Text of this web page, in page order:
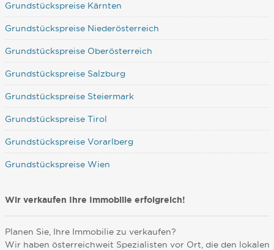
Grundstückspreise Kärnten
Grundstückspreise Niederösterreich
Grundstückspreise Oberösterreich
Grundstückspreise Salzburg
Grundstückspreise Steiermark
Grundstückspreise Tirol
Grundstückspreise Vorarlberg
Grundstückspreise Wien
Wir verkaufen Ihre Immobilie erfolgreich!
Planen Sie, Ihre Immobilie zu verkaufen?
Wir haben österreichweit Spezialisten vor Ort, die den lokalen